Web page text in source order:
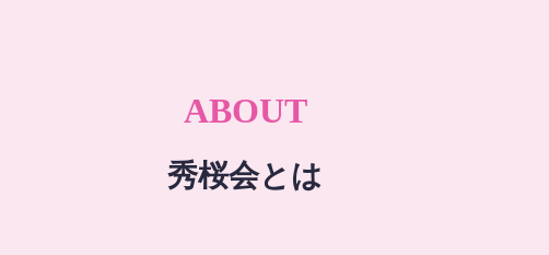
ABOUT
秀桜会とは